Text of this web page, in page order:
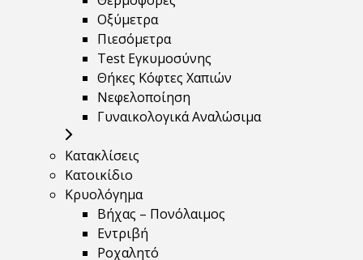
Οξύμετρα
Πιεσόμετρα
Test Εγκυμοσύνης
Θήκες Κόφτες Χαπιών
Νεφελοποίηση
Γυναικολογικά Αναλώσιμα
Κατακλίσεις
Κατοικίδιο
Κρυολόγημα
Βήχας – Πονόλαιμος
Εντριβή
Ροχαλητό